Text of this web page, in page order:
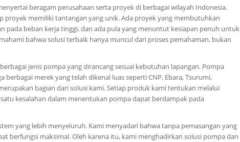
beragam perusahaan serta proyek di berbagai wilayah Indonesia.
proyek memiliki tantangan yang unik. Ada proyek yang membutuhkan
pada beban kerja tinggi, dan ada pula yang menuntut kesiapan penuh untuk
bahwa solusi terbaik hanya muncul dari proses pemahaman, bukan
jenis pompa yang dirancang sesuai kebutuhan lapangan. Pompa
merek yang telah dikenal luas seperti CNP, Ebara, Tsurumi,
bagian dari solusi kami. Setiap produk kami tentukan melalui
kesalahan dalam menentukan pompa dapat berdampak pada
yang lebih menyeluruh. Kami menyadari bahwa tanpa pemasangan yang
berfungsi maksimal. Oleh karena itu, kami menghadirkan solusi pompa dan